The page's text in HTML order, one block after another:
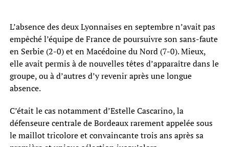
L’absence des deux Lyonnaises en septembre n’avait pas
empêché l’équipe de France de poursuivre son sans-faute
en Serbie (2-0) et en Macédoine du Nord (7-0). Mieux,
elle avait permis à de nouvelles têtes d’apparaître dans le
groupe, ou à d’autres d’y revenir après une longue
absence.
C’était le cas notamment d’Estelle Cascarino, la
défenseure centrale de Bordeaux rarement appelée sous
le maillot tricolore et convaincante trois ans après sa